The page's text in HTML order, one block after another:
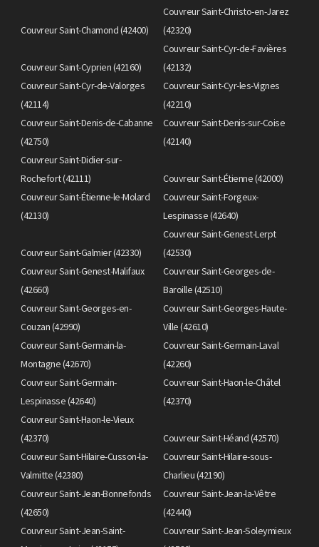
Couvreur Saint-Chamond (42400)
Couvreur Saint-Christo-en-Jarez
(42320)
Couvreur Saint-Cyprien (42160)
Couvreur Saint-Cyr-de-Favières
(42132)
Couvreur Saint-Cyr-de-Valorges
(42114)
Couvreur Saint-Cyr-les-Vignes
(42210)
Couvreur Saint-Denis-de-Cabanne
(42750)
Couvreur Saint-Denis-sur-Coise
(42140)
Couvreur Saint-Didier-sur-
Rochefort (42111)
Couvreur Saint-Étienne (42000)
Couvreur Saint-Étienne-le-Molard
(42130)
Couvreur Saint-Forgeux-
Lespinasse (42640)
Couvreur Saint-Galmier (42330)
Couvreur Saint-Genest-Lerpt
(42530)
Couvreur Saint-Genest-Malifaux
(42660)
Couvreur Saint-Georges-de-
Baroille (42510)
Couvreur Saint-Georges-en-
Couzan (42990)
Couvreur Saint-Georges-Haute-
Ville (42610)
Couvreur Saint-Germain-la-
Montagne (42670)
Couvreur Saint-Germain-Laval
(42260)
Couvreur Saint-Germain-
Lespinasse (42640)
Couvreur Saint-Haon-le-Châtel
(42370)
Couvreur Saint-Haon-le-Vieux
(42370)
Couvreur Saint-Héand (42570)
Couvreur Saint-Hilaire-Cusson-la-
Valmitte (42380)
Couvreur Saint-Hilaire-sous-
Charlieu (42190)
Couvreur Saint-Jean-Bonnefonds
(42650)
Couvreur Saint-Jean-la-Vêtre
(42440)
Couvreur Saint-Jean-Saint-
Couvreur Saint-Jean-Soleymieux